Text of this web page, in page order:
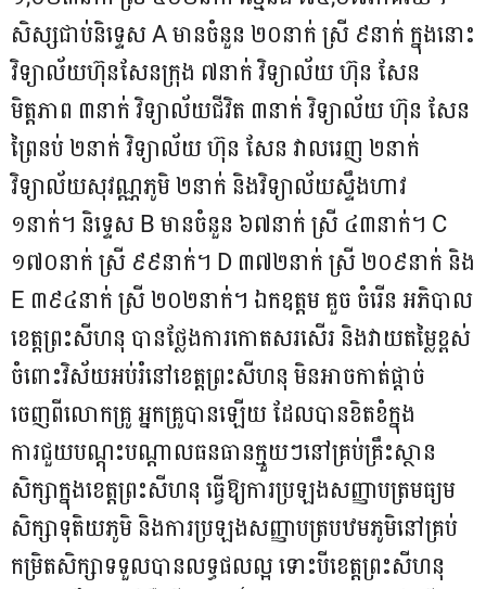
សិស្សជាប់និទ្ទេស A មានចំនួន ២០នាក់ ស្រី ៩នាក់ ក្នុងនោះ
វិទ្យាល័យហ៊ុនសែនក្រុង ៧នាក់ វិទ្យាល័យ ហ៊ុន សែន
មិត្តភាព ៣នាក់ វិទ្យាល័យជីវិត ៣នាក់ វិទ្យាល័យ ហ៊ុន សែន
ព្រៃនប់ ២នាក់ វិទ្យាល័យ ហ៊ុន សែន វាលរេញ ២នាក់
វិទ្យាល័យសុវណ្ណភូមិ ២នាក់ និងវិទ្យាល័យស្ទឹងហាវ
១នាក់។ និទ្ទេស B មានចំនួន ៦៧នាក់ ស្រី ៤៣នាក់។ C
១៧០នាក់ ស្រី ៩៩នាក់។ D ៣៧២នាក់ ស្រី ២០៩នាក់ និង
E ៣៩៤នាក់ ស្រី ២០២នាក់។ ឯកឧត្តម គួច ចំរើន អភិបាល
ខេត្តព្រះសីហនុ បានថ្លែងការកោតសរសើរ និងវាយតម្លៃខ្ពស់
ចំពោះវិស័យអប់រំនៅខេត្តព្រះសីហនុ មិនអាចកាត់ផ្តាច់
ចេញពីលោកគ្រូ អ្នកគ្រូបានឡើយ ដែលបានខិតខំក្នុង
ការជួយបណ្តុះបណ្តាលធនធានក្មួយៗនៅគ្រប់គ្រឹះស្ថាន
សិក្សាក្នុងខេត្តព្រះសីហនុ ធ្វើឱ្យការប្រឡងសញ្ញាបត្រមធ្យម
សិក្សាទុតិយភូមិ និងការប្រឡងសញ្ញាបត្របឋមភូមិនៅគ្រប់
កម្រិតសិក្សាទទួលបានលទ្ធផលល្អ ទោះបីខេត្តព្រះសីហនុ